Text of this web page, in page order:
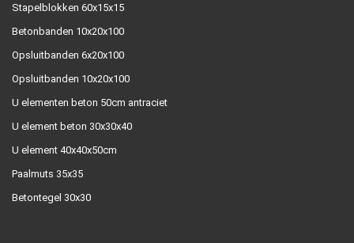
Stapelblokken 60x15x15
Betonbanden 10x20x100
Opsluitbanden 6x20x100
Opsluitbanden 10x20x100
U elementen beton 50cm antraciet
U element beton 30x30x40
U element 40x40x50cm
Paalmuts 35x35
Betontegel 30x30